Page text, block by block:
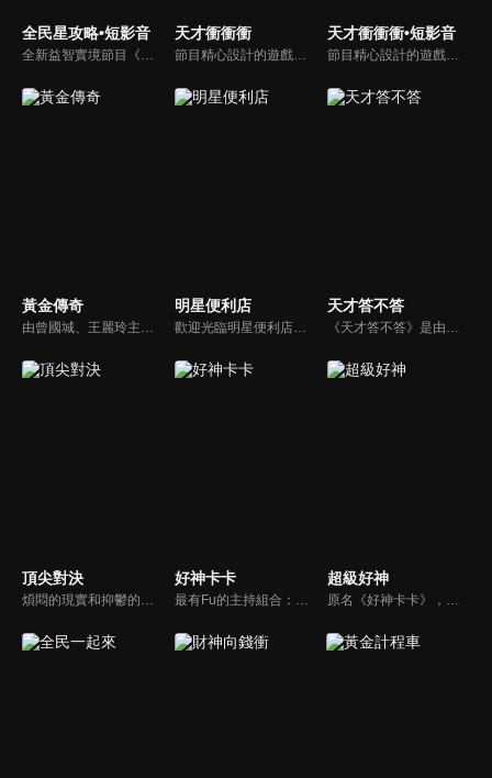
全民星攻略•短影音 天才衝衝衝
節目精心設計的遊戲內容，包括深受觀眾喜愛並且火紅於各大專院校的【TEMPO系列】，考驗藝人用肢體表達能力以及聯想能力的【你是WORD演】、【會演是英雄】，考驗英文程度的【EAR傳耳ABC】，超簡單、超爆笑的【看你怎麼說】，以及考驗藝人反應、機智以及隊友默契的【不可能的默契】等單元，逗趣又爆笑！
天才衝衝衝•短影音
節目精心設計的遊戲內容，包括深受觀眾喜愛並且火紅於各大專院校的【TEMPO系列】，考驗藝人用肢體表達能力以及聯想能力的【你是WORD演】、【會演是英雄】，考驗英文程度的【EAR傳耳ABC】，超簡單、超爆笑的【看你怎麼說】，以及考驗藝人反應、機智以及隊友默契的【不可能的默契】等單元，逗趣又爆笑！
黃金傳奇
由曾國城、王麗玲主持，許多人記憶中的經典外景綜藝節目之一。每次闖關成功的隊伍，可獲得藏寶圖；拼湊出完整藏寶圖者，可憑著藏寶圖提示至寶箱放置處；最後以正確寶箱之正確答案鑰匙開啟成功者，除隊長本身外的每位參賽者，即可獲得價值新台幣5萬元之黃金金牌。
明星便利店
歡迎光臨明星便利店！你覺得便利店裡面有什麼？關東煮？茶葉蛋？還是讓你尖叫的大明星？一家擁有明星的便利店，到底有多稀奇，你會不會想要光臨呢？
天才答不答
《天才答不答》是由吳宗憲和吳怡霈共同主持的益智節目。節目設立高額的獎金來考驗藝人們真實的人性，同時將題目立體化，讓你身歷其境去冒險答題。更有哪些出乎意料的處罰，讓藝人羞愧的不想再答錯！一個最接近「人性」與「真實」的益智節目，現在就讓吳宗憲帶你輕鬆玩轉知識。
頂尖對決
煩悶的現實和抑鬱的社會，你需要的就是笑、大聲笑、開口笑，《頂尖對決》就要你笑到落ㄟ骸，最具綜藝實力的庹宗康，和喜感十足的納豆各自領軍對抗，藝人搞笑pk笑果十足，《頂尖對決》讓你忘掉一週煩惱！
好神卡卡
最有Fu的主持組合：「A咖天王」徐乃麟+「好神天心」朱芯儀+「真理大學校花」洪棠+「台大獸醫碩士」LYDIA。遊戲的層層關卡，來賓必須要和主持人比反應，比記憶，比機智，比膽識，幸運女神的眷顧與遠離永遠都是個未知數！
超級好神
原名《好神卡卡》，後改名為《超級好神》，是一檔益智類綜藝節目，由「A咖天王」徐乃麟搭配黃鐙輝主持。「好神智慧王」、「好神記憶王」、「誰是爆點王」、「好神送好禮」四個單元，讓來賓一較高下。比反應，比記憶，比機智，比膽識，幸運女神的眷顧與遠離永遠都是個未知數！